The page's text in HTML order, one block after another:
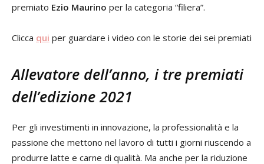
premiato Ezio Maurino per la categoria “filiera”.
Clicca qui per guardare i video con le storie dei sei premiati
Allevatore dell’anno, i tre premiati
dell’edizione 2021
Per gli investimenti in innovazione, la professionalità e la
passione che mettono nel lavoro di tutti i giorni riuscendo a
produrre latte e carne di qualità. Ma anche per la riduzione